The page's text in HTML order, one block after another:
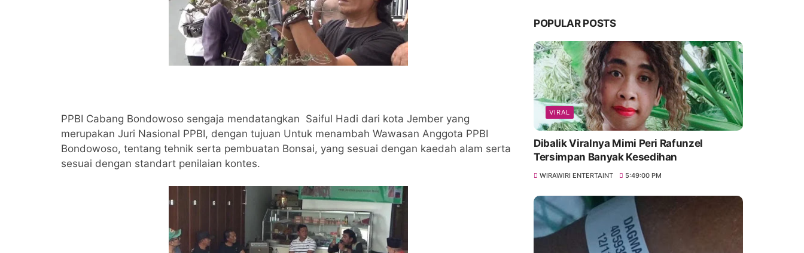
PPBI Cabang Bondowoso sengaja mendatangkan Saiful Hadi dari kota Jember yang
merupakan Juri Nasional PPBI, dengan tujuan Untuk menambah Wawasan Anggota PPBI
Bondowoso, tentang tehnik serta pembuatan Bonsai, yang sesuai dengan kaedah alam serta
sesuai dengan standart penilaian kontes.
POPULAR POSTS
VIRAL
Dibalik Viralnya Mimi Peri Rafunzel
Tersimpan Banyak Kesedihan
WIRAWIRI ENTERTAINT 5:49:00 PM